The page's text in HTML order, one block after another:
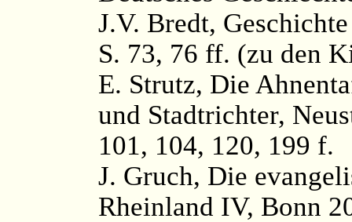
J.V. Bredt,
S. 73, 76 ff. (zu den
E. Strutz, Die
und Stadtrichter,
101, 104, 120, 199 f.
J. Gruch, Die
Rheinland IV, Bonn